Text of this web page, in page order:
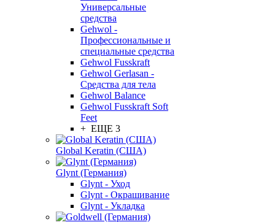
Универсальные
средства
Gehwol -
Профессиональные и
специальные средства
Gehwol Fusskraft
Gehwol Gerlasan -
Средства для тела
Gehwol Balance
Gehwol Fusskraft Soft
Feet
+ ЕЩЕ 3
Global Keratin (США)
Glynt (Германия)
Glynt - Уход
Glynt - Окрашивание
Glynt - Укладка